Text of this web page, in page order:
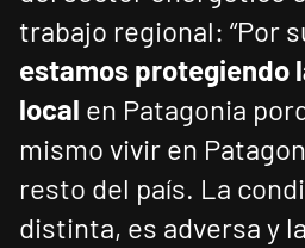
trabajo regional: “Por
estamos protegiendo
local en Patagonia
mismo vivir en
resto del país. La
distinta, es adversa y